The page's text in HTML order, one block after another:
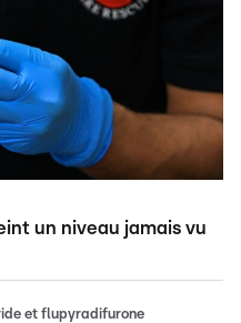
un niveau jamais vu
et flupyradifurone